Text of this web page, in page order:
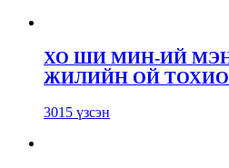
ХО ШИ МИН-ИЙ
ЖИЛИЙН ОЙ
3015 үзсэн